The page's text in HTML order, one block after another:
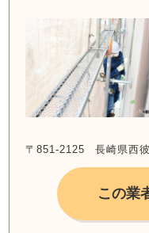
〒851-2125 長崎県西
この業